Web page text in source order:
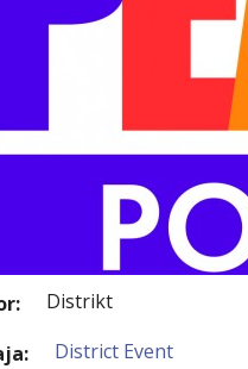
Distrikt
District Event